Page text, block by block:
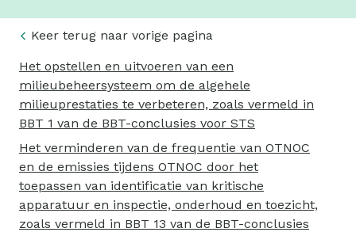
Keer terug naar vorige pagina
Het opstellen en uitvoeren van een
milieubeheersysteem om de algehele
milieuprestaties te verbeteren, zoals vermeld in
BBT 1 van de BBT-conclusies voor STS
Het verminderen van de frequentie van OTNOC
en de emissies tijdens OTNOC door het
toepassen van identificatie van kritische
apparatuur en inspectie, onderhoud en toezicht,
zoals vermeld in BBT 13 van de BBT-conclusies